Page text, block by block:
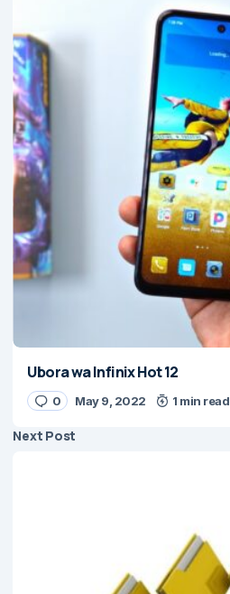
Ubora wa Infinix Hot 12
0 May 9, 2022 1 min read
Next Post